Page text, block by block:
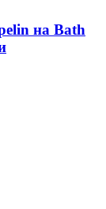
на Bath